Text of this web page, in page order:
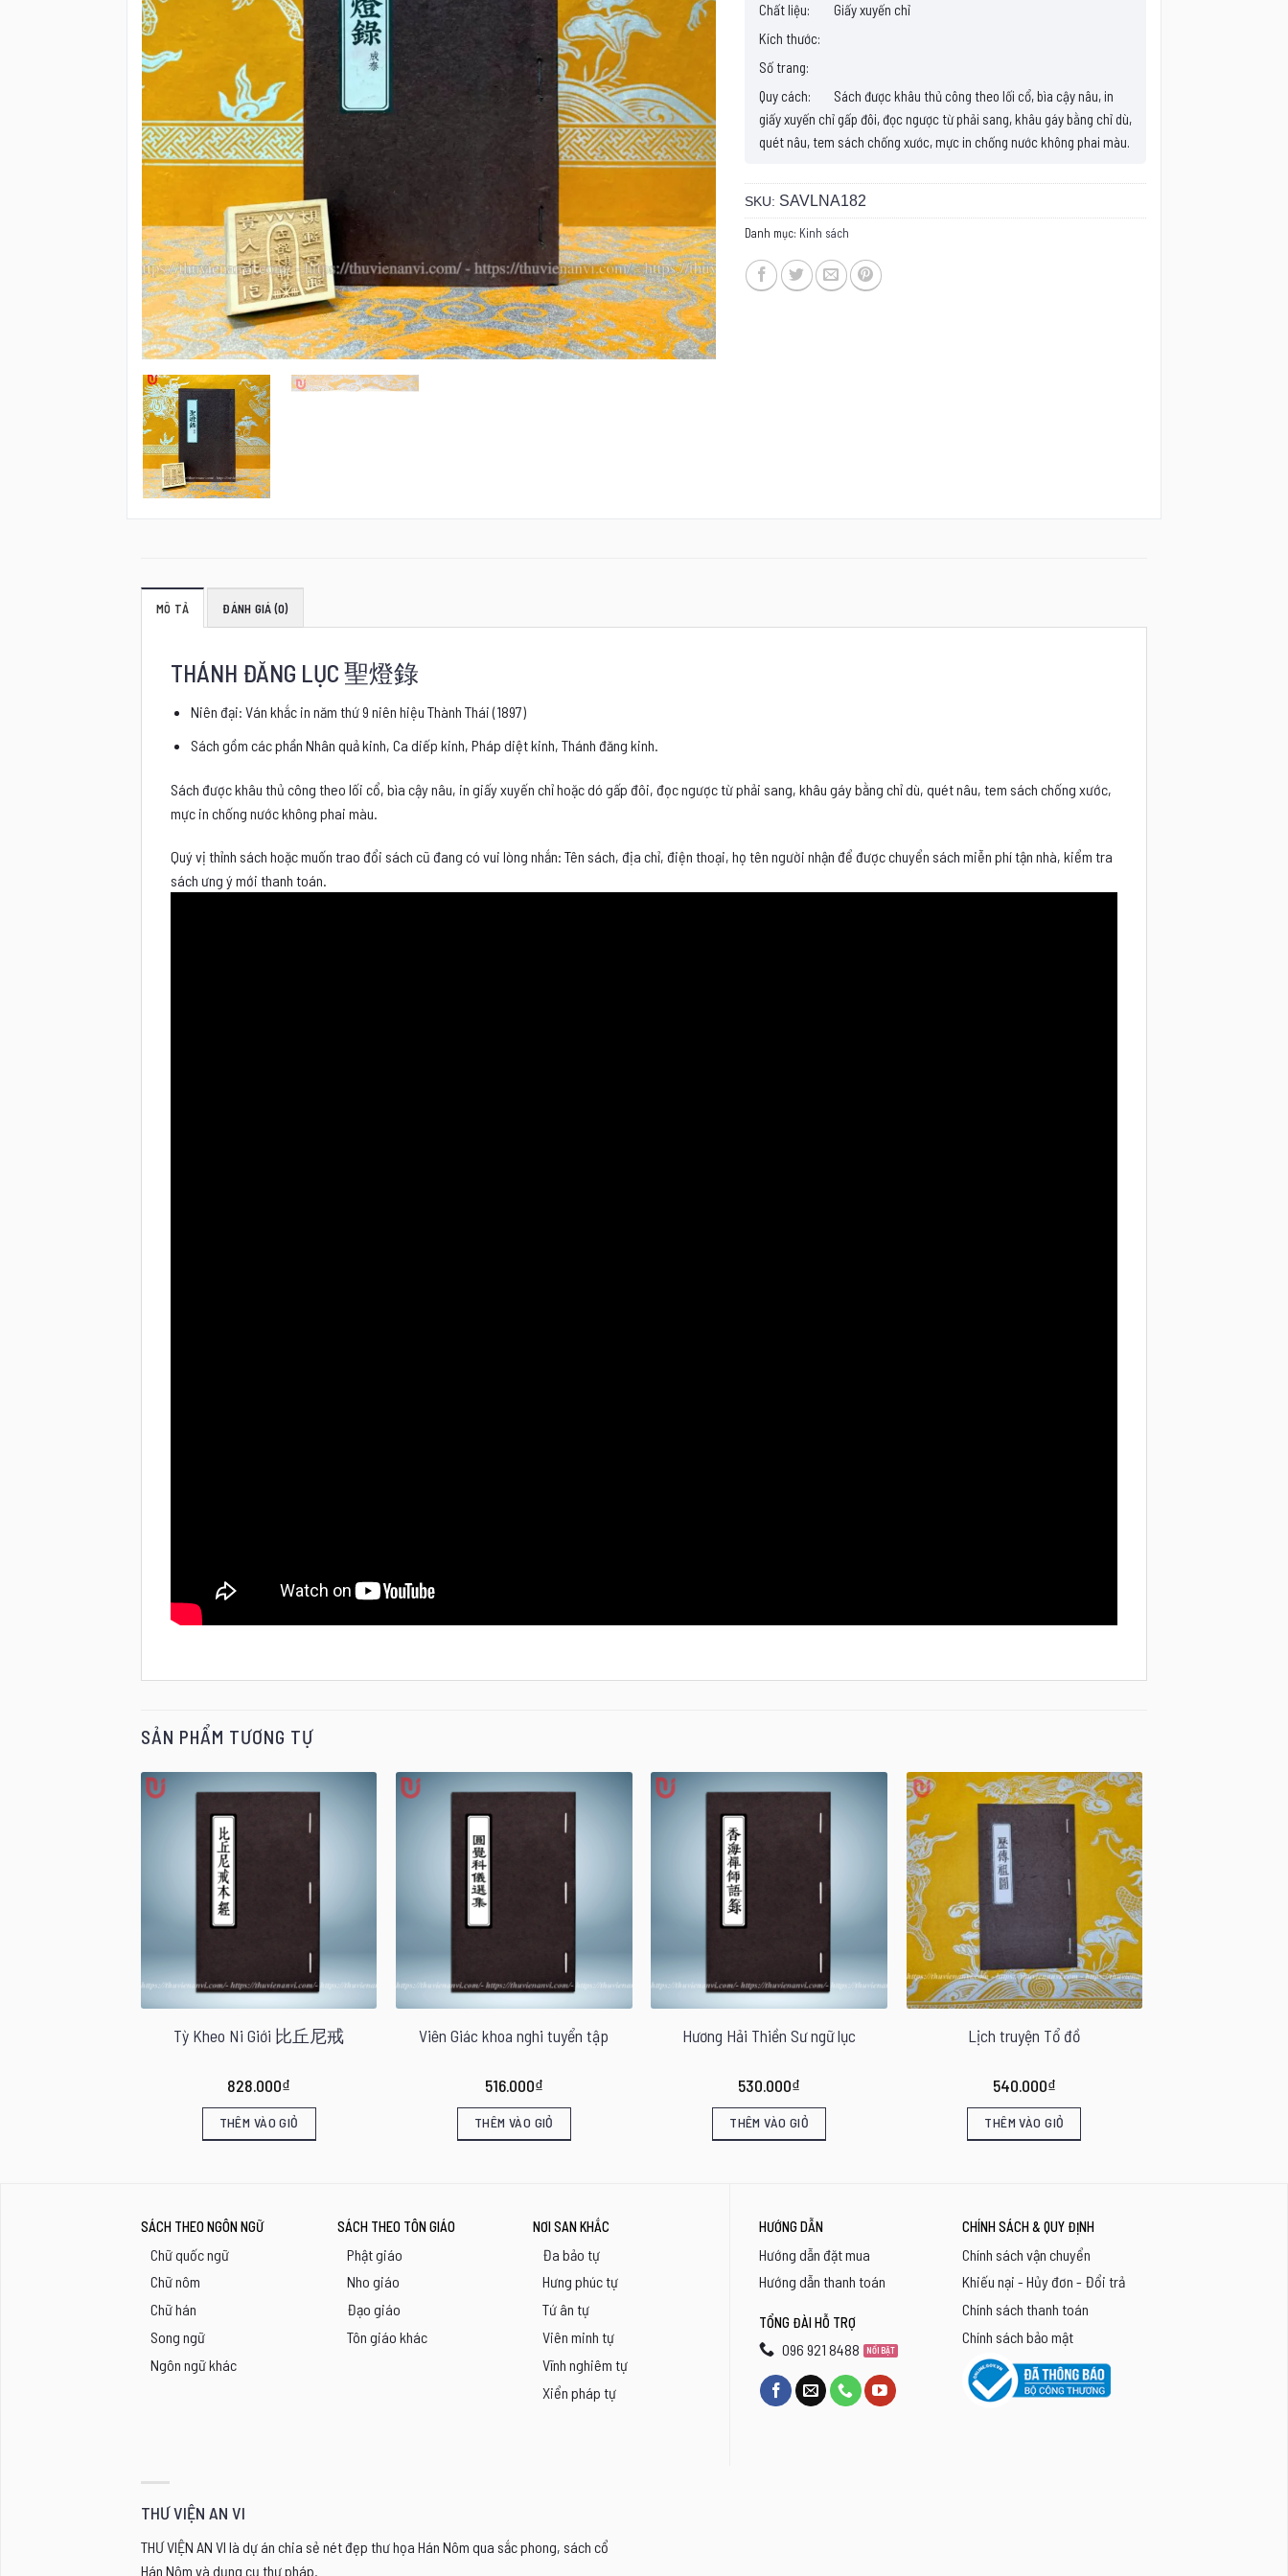
Chất liệu:
Giấy xuyến chỉ
Kích thước:
Số trang:
Quy cách:
Sách được khâu thủ công theo lối cổ, bìa cậy nâu, in
giấy xuyến chỉ gấp đôi, đọc ngược từ phải sang, khâu gáy bằng chỉ dù,
quét nâu, tem sách chống xước, mực in chống nước không phai màu.
SKU: SAVLNA182
Danh mục: Kinh sách
MÔ TẢ ĐÁNH GIÁ (0)
THÁNH ĐĂNG LỤC 聖燈錄
Niên đại: Ván khắc in năm thứ 9 niên hiệu Thành Thái (1897)
Sách gồm các phần Nhân quả kinh, Ca diếp kinh, Pháp diệt kinh, Thánh đăng kinh.
Sách được khâu thủ công theo lối cổ, bìa cậy nâu, in giấy xuyến chỉ hoặc dó gấp đôi, đọc ngược từ phải sang, khâu gáy bằng chỉ dù, quét nâu, tem sách chống xước,
mực in chống nước không phai màu.
Quý vị thỉnh sách hoặc muốn trao đổi sách cũ đang có vui lòng nhắn: Tên sách, địa chỉ, điện thoại, họ tên người nhận để được chuyển sách miễn phí tận nhà, kiểm tra
sách ưng ý mới thanh toán.
SẢN PHẨM TƯƠNG TỰ
Tỳ Kheo Ni Giới 比丘尼戒
828.000₫
THÊM VÀO GIỎ
Viên Giác khoa nghi tuyển tập
516.000₫
THÊM VÀO GIỎ
Hương Hải Thiền Sư ngữ lục
530.000₫
THÊM VÀO GIỎ
Lịch truyện Tổ đồ
540.000₫
THÊM VÀO GIỎ
SÁCH THEO NGÔN NGỮ
Chữ quốc ngữ
Chữ nôm
Chữ hán
Song ngữ
Ngôn ngữ khác
SÁCH THEO TÔN GIÁO
Phật giáo
Nho giáo
Đạo giáo
Tôn giáo khác
NƠI SAN KHẮC
Đa bảo tự
Hưng phúc tự
Tứ ân tự
Viên minh tự
Vĩnh nghiêm tự
Xiển pháp tự
HƯỚNG DẪN
Hướng dẫn đặt mua
Hướng dẫn thanh toán
TỔNG ĐÀI HỖ TRỢ
096 921 8488
CHÍNH SÁCH & QUY ĐỊNH
Chính sách vận chuyển
Khiếu nại - Hủy đơn - Đổi trả
Chính sách thanh toán
Chính sách bảo mật
THƯ VIỆN AN VI
THƯ VIỆN AN VI là dự án chia sẻ nét đẹp thư họa Hán Nôm qua sắc phong, sách cổ
Hán Nôm và dụng cụ thư pháp.